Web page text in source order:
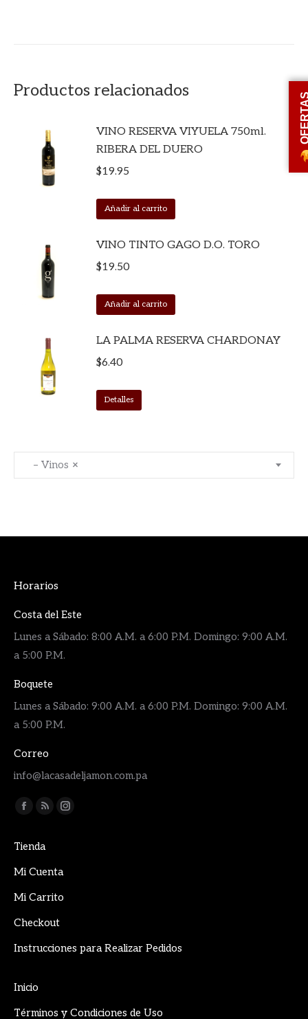
Productos relacionados
VINO RESERVA VIYUELA 750ml.
RIBERA DEL DUERO
$19.95
Añadir al carrito
VINO TINTO GAGO D.O. TORO
$19.50
Añadir al carrito
LA PALMA RESERVA CHARDONAY
$6.40
Detalles
×
– Vinos
Horarios
Costa del Este
Lunes a Sábado: 8:00 A.M. a 6:00 P.M. Domingo: 9:00 A.M.
a 5:00 P.M.
Boquete
Lunes a Sábado: 9:00 A.M. a 6:00 P.M. Domingo: 9:00 A.M.
a 5:00 P.M.
Correo
info@lacasadeljamon.com.pa
Encuéntranos en:
Facebook
opens
in
window
Rss
opens
in
window
Instagram
Tienda
Mi Cuenta
Mi Carrito
Checkout
Instrucciones para Realizar Pedidos
Inicio
Términos y Condiciones de Uso